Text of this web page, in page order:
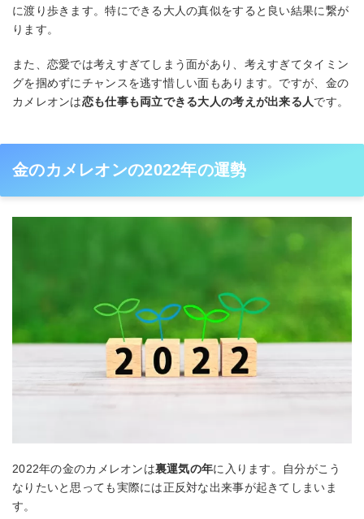
に渡り歩きます。特にできる大人の真似をすると良い結果に繋が
ります。
また、恋愛では考えすぎてしまう面があり、考えすぎてタイミン
グを掴めずにチャンスを逃す惜しい面もあります。ですが、金の
カメレオンは恋も仕事も両立できる大人の考えが出来る人です。
金のカメレオンの2022年の運勢
2022年の金のカメレオンは裏運気の年に入ります。自分がこう
なりたいと思っても実際には正反対な出来事が起きてしまいま
す。